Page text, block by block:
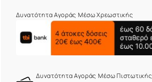
Δυνατότητα Αγοράς Μέσω Χρεωστικής
Δυνατότητα Αγοράς Μέσω Πιστωτικής